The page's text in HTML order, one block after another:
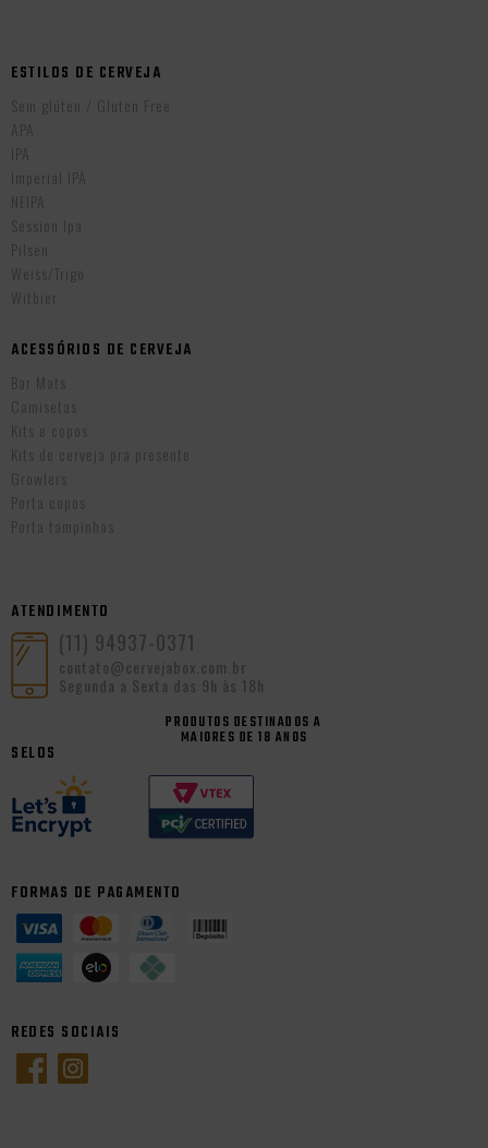
ESTILOS DE CERVEJA
Sem glúten / Gluten Free
APA
IPA
Imperial IPA
NEIPA
Session Ipa
Pilsen
Weiss/Trigo
Witbier
ACESSÓRIOS DE CERVEJA
Bar Mats
Camisetas
Kits e copos
Kits de cerveja pra presente
Growlers
Porta copos
Porta tampinhas
ATENDIMENTO
(11) 94937-0371
contato@cervejabox.com.br
Segunda a Sexta das 9h às 18h
PRODUTOS DESTINADOS A
MAIORES DE 18 ANOS
SELOS
FORMAS DE PAGAMENTO
REDES SOCIAIS